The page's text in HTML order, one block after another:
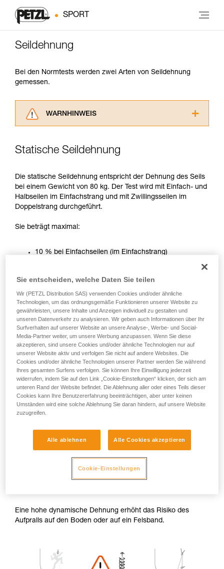
SPORT
Seildehnung
Bei den Normtests werden zwei Arten von Seildehnung
gemessen.
WARNHINWEIS
aufmerksam durch, bevor Sie diesen zu Rate
verstehen zu können, müssen Sie zuerst die in
der Gebrauchsanweisung enthaltenen
Informationen richtig verstanden haben.
Die Beherrschung dieser Techniken setzt eine
entsprechende Ausbildung und ein spezielles
Training voraus. Prüfen Sie zusammen mit
einem Profi, ob Sie in der Lage sind, den
Sie ihn eigenständig durchführen.
noch andere Techniken, die hier nicht
beschrieben werden.
Statische Seildehnung
Die statische Seildehnung entspricht der Dehnung des Seils
bei einem Gewicht von 80 kg. Der Test wird mit Einfach- und
Halbseilen im Einfachstrang und mit Zwillingsseilen im
Doppelstrang durchgeführt.
Sie beträgt maximal:
10 % bei Einfachseilen (im Einfachstrang)
In der Praxis ist die statische Dehnung hauptsächlich beim
Toprope-Sichern von Bedeutung. Beim Auschecken einer
Route ist es komfortabler, effizient abgebremst zu werden,
um sich nicht unterhalb einer gerade ausgearbeiteten
Bewegungssequenz wiederzufinden!
Eine geringe statische Dehnung verhindert zudem das
Aufprallen auf den Boden zu Beginn des Topropes.
Dynamische Dehnung
dynamischen Normtest zu verstehen. Sie muss unter 40 %
liegen. Da es sich hier um einen Extremtest handelt,
entspricht dieser Wert der maximalen Dehnung. In der Praxis
liegt die maximale Dehnung immer unter diesem Wert.
Bei einem Klettersturz liegt die dynamische Seildehnung
Eine hohe dynamische Dehnung erhöht das Risiko des
Aufpralls auf den Boden oder auf ein Felsband.
Sie entscheiden, welche Daten Sie teilen
Wir (PETZL Distribution SAS) verwenden Cookies und/oder ähnliche
Technologien, um das ordnungsgemäße Funktionieren unserer Website zu
gewährleisten, unsere Inhalte und Anzeigen individuell zu gestalten und
unseren Datenverkehr zu analysieren. Wir geben auch Informationen über Ihr
Surfverhalten auf unserer Website an unsere Analyse-, Werbe- und Social-
Media-Partner weiter, um unsere Werbung anzupassen. Wenn Sie diese
akzeptieren, sind unsere Cookies und/oder ähnliche Technologien nur auf
unserer Website aktiv und verfolgen Sie nicht auf andere Websites. Die
Cookies und/oder ähnliche Technologien unserer Partner werden Sie während
Ihres gesamten Surfens verfolgen. Sie können Ihre Einwilligung jederzeit
widerrufen, indem Sie auf den Link „Cookie-Einstellungen“ klicken, der sich am
unteren Rand der Website befindet. Die Ablehnung aller oder eines Teils dieser
Cookies kann Ihre Benutzererfahrung beeinträchtigen, aber unter keinen
Umständen wird eine solche Ablehnung Sie daran hindern, auf unsere Website
zuzugreifen.
Alle ablehnen Alle Cookies akzeptieren
Cookie-Einstellungen